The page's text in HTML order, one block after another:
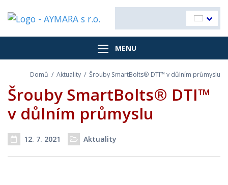
MENU
Domů / Aktuality / Šrouby SmartBolts® DTI™ v důlním průmyslu
Šrouby SmartBolts® DTI™
v důlním průmyslu
Datum příspěvku
12. 7. 2021 RubrikyAktuality